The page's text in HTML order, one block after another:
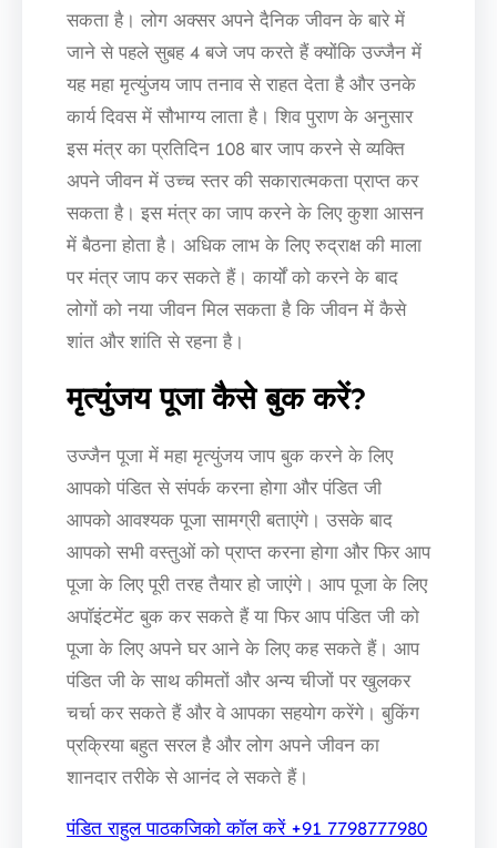
सकता है। लोग अक्सर अपने दैनिक जीवन के बारे में
जाने से पहले सुबह 4 बजे जप करते हैं क्योंकि उज्जैन में
यह महा मृत्युंजय जाप तनाव से राहत देता है और उनके
कार्य दिवस में सौभाग्य लाता है। शिव पुराण के अनुसार
इस मंत्र का प्रतिदिन 108 बार जाप करने से व्यक्ति
अपने जीवन में उच्च स्तर की सकारात्मकता प्राप्त कर
सकता है। इस मंत्र का जाप करने के लिए कुशा आसन
में बैठना होता है। अधिक लाभ के लिए रुद्राक्ष की माला
पर मंत्र जाप कर सकते हैं। कार्यों को करने के बाद
लोगों को नया जीवन मिल सकता है कि जीवन में कैसे
शांत और शांति से रहना है।
मृत्युंजय पूजा कैसे बुक करें?
उज्जैन पूजा में महा मृत्युंजय जाप बुक करने के लिए
आपको पंडित से संपर्क करना होगा और पंडित जी
आपको आवश्यक पूजा सामग्री बताएंगे। उसके बाद
आपको सभी वस्तुओं को प्राप्त करना होगा और फिर आप
पूजा के लिए पूरी तरह तैयार हो जाएंगे। आप पूजा के लिए
अपॉइंटमेंट बुक कर सकते हैं या फिर आप पंडित जी को
पूजा के लिए अपने घर आने के लिए कह सकते हैं। आप
पंडित जी के साथ कीमतों और अन्य चीजों पर खुलकर
चर्चा कर सकते हैं और वे आपका सहयोग करेंगे। बुकिंग
प्रक्रिया बहुत सरल है और लोग अपने जीवन का
शानदार तरीके से आनंद ले सकते हैं।
पंडित राहुल पाठकजिको कॉल करें +91 7798777980